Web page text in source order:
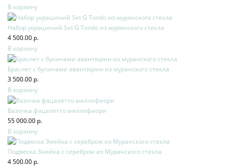
В корзину
Набор украшений Set G Tondo из муранского стекла
4 500.00 р.
В корзину
Браслет с бусинами авантюрин из муранского стекла
3 500.00 р.
В корзину
Вазочка фацалетто миллефиори
55 000.00 р.
В корзину
Подвеска Змейка с серебром из Муранского стекла
4 500.00 р.